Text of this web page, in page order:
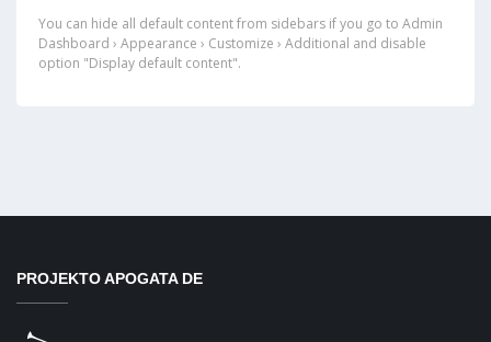
You can hide all default content from sidebars if you go to Admin
Dashboard › Appearance › Customize › Additional and disable
option "Display default content".
PROJEKTO APOGATA DE